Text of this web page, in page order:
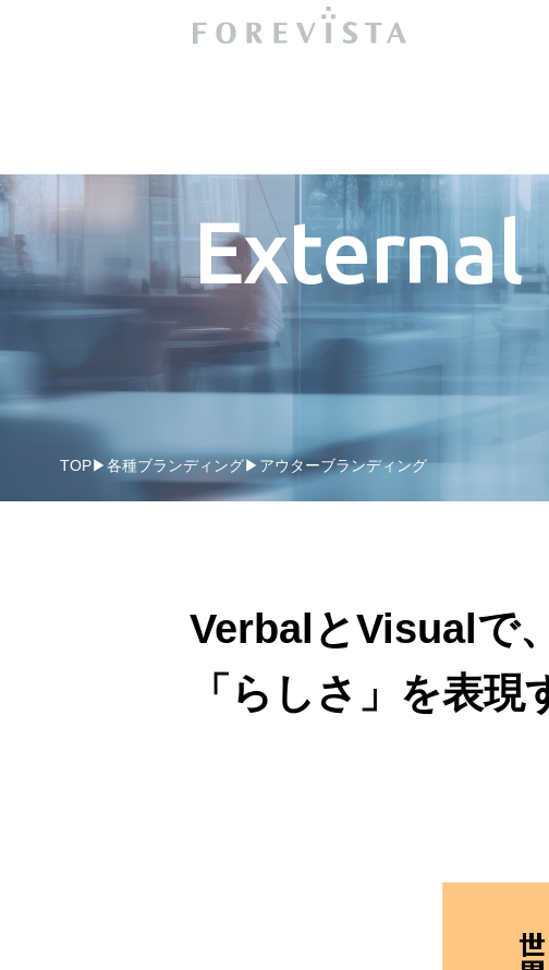
External
TOP 各種ブランディング アウターブランディング
VerbalとVisualで、
「らしさ」を表現